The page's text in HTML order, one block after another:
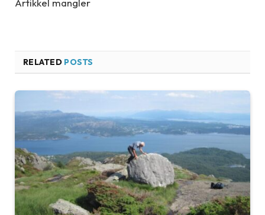
Artikkel mangler
RELATED POSTS